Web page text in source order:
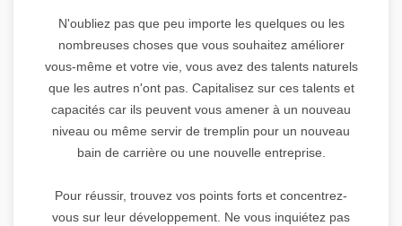
N'oubliez pas que peu importe les quelques ou les
nombreuses choses que vous souhaitez améliorer
vous-même et votre vie, vous avez des talents naturels
que les autres n'ont pas. Capitalisez sur ces talents et
capacités car ils peuvent vous amener à un nouveau
niveau ou même servir de tremplin pour un nouveau
bain de carrière ou une nouvelle entreprise.
Pour réussir, trouvez vos points forts et concentrez-
vous sur leur développement. Ne vous inquiétez pas